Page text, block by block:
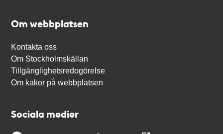
Om webbplatsen
Kontakta oss
Om Stockholmskällan
Tillgänglighetsredogörelse
Om kakor på webbplatsen
Sociala medier